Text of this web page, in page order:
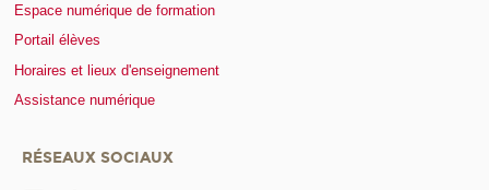
Espace numérique de formation
Portail élèves
Horaires et lieux d'enseignement
Assistance numérique
RÉSEAUX SOCIAUX